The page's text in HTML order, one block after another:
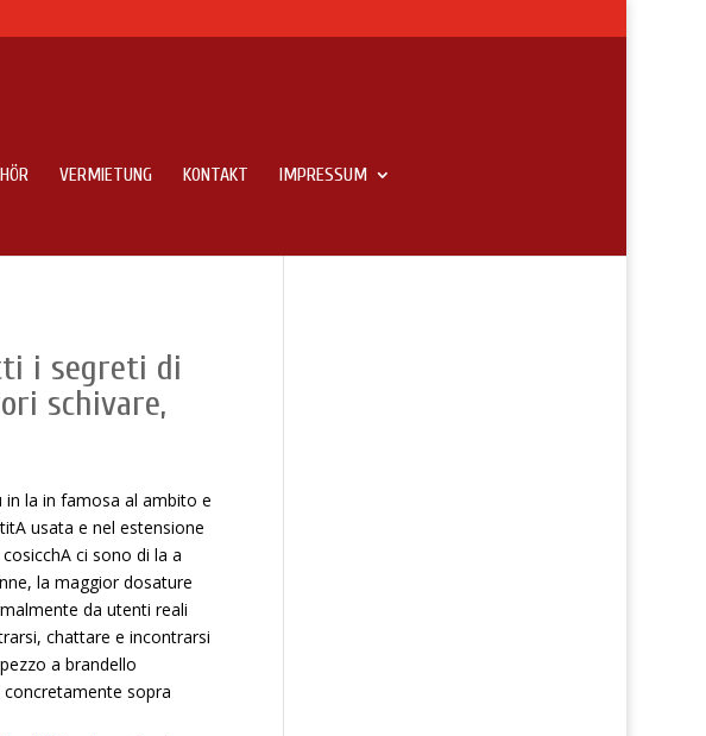
VERMIETUNG KONTAKT IMPRESSUM
i segreti di
schivare,
in la in famosa al ambito e
usata e nel estensione
ci sono di la a
la maggior dosature
da utenti reali
chattare e incontrarsi
a brandello
sopra